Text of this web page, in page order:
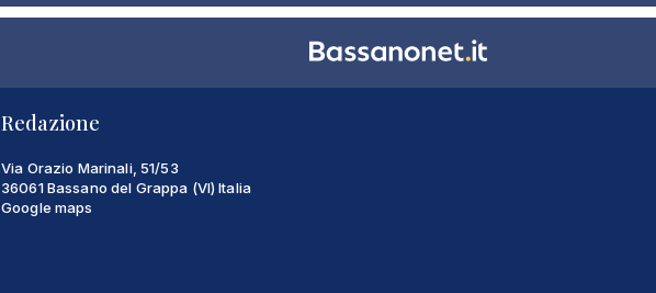
Redazione
Via Orazio Marinali, 51/53
36061 Bassano del Grappa (VI) Italia
Google maps